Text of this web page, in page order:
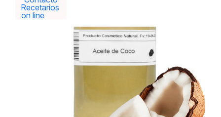
Recetarios
on line